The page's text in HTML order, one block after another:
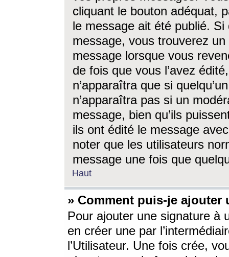
cliquant le bouton adéquat,
le message ait été publié. Si
message, vous trouverez
message lorsque vous
de fois que vous l’avez
n’apparaîtra que si
n’apparaîtra pas si un
message, bien qu’ils
ils ont édité le message
noter que les utilisateurs
message une fois que
Haut
» Comment puis-je ajouter
Pour ajouter une signature à
en créer une par
l’Utilisateur. Une fois crée,